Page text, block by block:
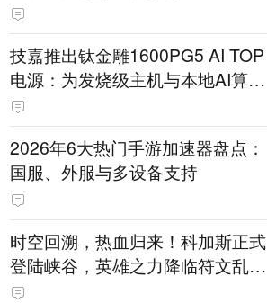
技嘉推出钛金雕1600PG5 AI TOP
电源：为发烧级主机与本地AI算力
打造旗舰供电方案
2026年6大热门手游加速器盘点：
国服、外服与多设备支持
时空回溯，热血归来！科加斯正式
登陆峡谷，英雄之力降临符文乱
斗！